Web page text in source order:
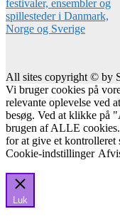
All sites copyright © by
Vi bruger cookies på
relevante oplevelse ved
besøg. Ved at klikke på
brugen af ALLE
for at give et kontrolleret
Cookie-indstillinger
Luk